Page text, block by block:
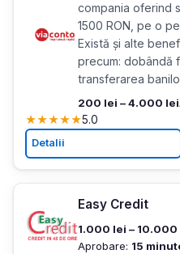
compania oferind
1500 RON, pe o
Există și alte
precum: dobândă
transferarea
200 lei – 4.000 lei
★★★★★5.0
Detalii
Easy Credit
1.000 lei – 10.000
Aprobare: 15